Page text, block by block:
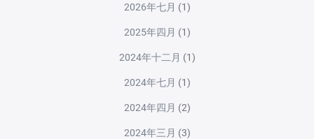
2026年七月 (1)
2025年四月 (1)
2024年十二月 (1)
2024年七月 (1)
2024年四月 (2)
2024年三月 (3)